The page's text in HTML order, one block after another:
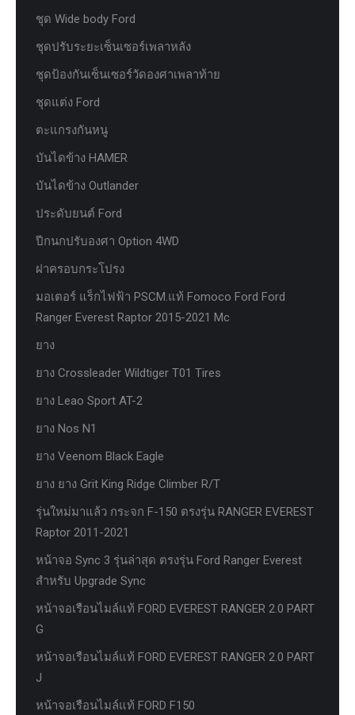
ชุด Wide body Ford
ชุดปรับระยะเซ็นเซอร์เพลาหลัง
ชุดป้องกันเซ็นเซอร์วัดองศาเพลาท้าย
ชุดแต่ง Ford
ตะแกรงกันหนู
บันไดข้าง HAMER
บันไดข้าง Outlander
ประดับยนต์ Ford
ปีกนกปรับองศา Option 4WD
ฝาครอบกระโปรง
มอเตอร์ แร็กไฟฟ้า PSCM.แท้ Fomoco Ford Ford
Ranger Everest Raptor 2015-2021 Mc
ยาง
ยาง Crossleader Wildtiger T01 Tires
ยาง Leao Sport AT-2
ยาง Nos N1
ยาง Veenom Black Eagle
ยาง ยาง Grit King Ridge Climber R/T
รุ่นใหม่มาแล้ว กระจก F-150 ตรงรุ่น RANGER EVEREST
Raptor 2011-2021
หน้าจอ Sync 3 รุ่นล่าสุด ตรงรุ่น Ford Ranger Everest
สำหรับ Upgrade Sync
หน้าจอเรือนไมล์แท้ FORD EVEREST RANGER 2.0 PART
G
หน้าจอเรือนไมล์แท้ FORD EVEREST RANGER 2.0 PART
J
หน้าจอเรือนไมล์แท้ FORD F150